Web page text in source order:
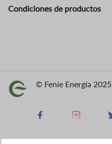
Condiciones de productos
Imagen © Feníe Energía 2025
Facebook Instagram X